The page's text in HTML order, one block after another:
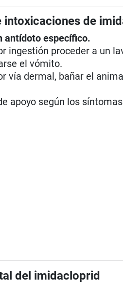
de
antídoto específico.
ingestión proceder a un
el vómito.
vía dermal, bañar el
apoyo según los
del imidacloprid